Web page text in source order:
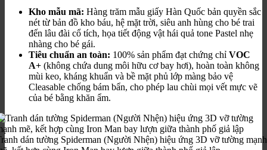
Kho mẫu mã: Hàng trăm mẫu giấy Hàn Quốc bản quyền sắc
nét từ bản đồ kho báu, hệ mặt trời, siêu anh hùng cho bé trai
đến lâu đài cổ tích, họa tiết động vật hái quả tone Pastel nhẹ
nhàng cho bé gái.
Tiêu chuẩn an toàn: 100% sản phẩm đạt chứng chỉ VOC
A+ (không chứa dung môi hữu cơ bay hơi), hoàn toàn không
mùi keo, kháng khuẩn và bề mặt phủ lớp màng bảo vệ
Cleasable chống bám bẩn, cho phép lau chùi mọi vết mực vẽ
của bé bằng khăn ẩm.
dán tường Spiderman (Người Nhện) hiệu ứng 3D vỡ tường mạnh